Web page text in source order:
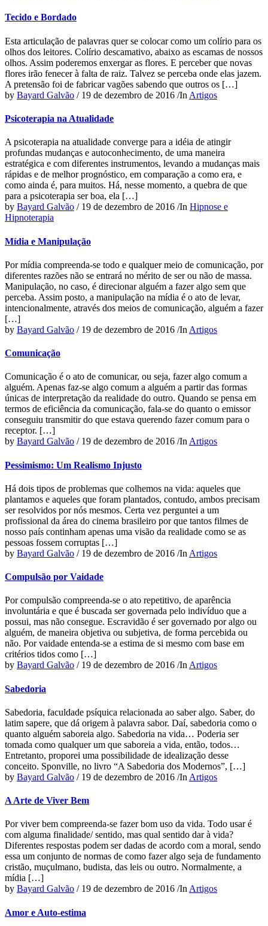
Tecido e Bordado
Esta articulação de palavras quer se colocar como um colírio para os
olhos dos leitores. Colírio descamativo, abaixo as escamas de nossos
olhos. Assim poderemos enxergar as flores. E perceber que novas
flores irão fenecer à falta de raiz. Talvez se perceba onde elas jazem.
A pretensão foi de fabricar vagões sabendo que outros os […]
by Bayard Galvão /19 de dezembro de 2016 /In Artigos
Psicoterapia na Atualidade
A psicoterapia na atualidade converge para a idéia de atingir
profundas mudanças e autoconhecimento, de uma maneira
estratégica e com diferentes instrumentos, levando a mudanças mais
rápidas e de melhor prognóstico, em comparação a como era, e
como ainda é, para muitos. Há, nesse momento, a quebra de que
para a psicoterapia ser boa, ela […]
by Bayard Galvão /19 de dezembro de 2016 /In Hipnose e
Hipnoterapia
Mídia e Manipulação
Por mídia compreenda-se todo e qualquer meio de comunicação, por
diferentes razões não se entrará no mérito de ser ou não de massa.
Manipulação, no caso, é direcionar alguém a fazer algo sem que
perceba. Assim posto, a manipulação na mídia é o ato de levar,
intencionalmente, através dos meios de comunicação, alguém a fazer
[…]
by Bayard Galvão /19 de dezembro de 2016 /In Artigos
Comunicação
Comunicação é o ato de comunicar, ou seja, fazer algo comum a
alguém. Apenas faz-se algo comum a alguém a partir das formas
únicas de interpretação da realidade do outro. Quando se pensa em
termos de eficiência da comunicação, fala-se do quanto o emissor
conseguiu transmitir do que estava querendo fazer comum para o
receptor. […]
by Bayard Galvão /19 de dezembro de 2016 /In Artigos
Pessimismo: Um Realismo Injusto
Há dois tipos de problemas que colhemos na vida: aqueles que
plantamos e aqueles que foram plantados, contudo, ambos precisam
ser resolvidos por nós mesmos. Certa vez perguntei a um
profissional da área do cinema brasileiro por que tantos filmes de
nosso país continham apenas uma visão da realidade como se as
pessoas fossem corruptas […]
by Bayard Galvão /19 de dezembro de 2016 /In Artigos
Compulsão por Vaidade
Por compulsão compreenda-se o ato repetitivo, de aparência
involuntária e que é buscada ser governada pelo indivíduo que a
possui, mas não consegue. Escravidão é ser governado por algo ou
alguém, de maneira objetiva ou subjetiva, de forma percebida ou
não. Por vaidade entenda-se a estima de si mesmo com base em
critérios tidos como […]
by Bayard Galvão /19 de dezembro de 2016 /In Artigos
Sabedoria
Sabedoria, faculdade psíquica relacionada ao saber algo. Saber, do
latim sapere, que dá origem à palavra sabor. Daí, sabedoria como o
quanto alguém saboreia algo. Sabedoria na vida… Poderia ser
tomada como qualquer um que saboreia a vida, então, todos…
Entretanto, proporei uma possibilidade de idealização desse
conceito. Sponville, no livro “A Sabedoria dos Modernos”, […]
by Bayard Galvão /19 de dezembro de 2016 /In Artigos
A Arte de Viver Bem
Por viver bem compreenda-se fazer bom uso da vida. Todo usar é
com alguma finalidade/ sentido, mas qual sentido dar à vida?
Diferentes respostas podem ser dadas de acordo com a moral, sendo
essa um conjunto de normas de como fazer algo seja de fundamento
cristão, muçulmano, budista, das leis ou outro. Normalmente, a
mídia […]
by Bayard Galvão /19 de dezembro de 2016 /InArtigos
Amor e Auto-estima